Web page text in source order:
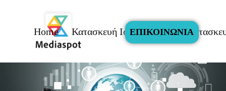
Home Κατασκευή Ιστοσελίδας
ΕΠΙΚΟΙΝΩΝΙΑ